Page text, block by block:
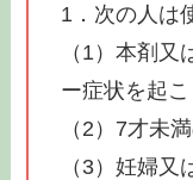
1．次の人は
（1）本剤
ー症状を起
（2）7才未
（3）妊婦